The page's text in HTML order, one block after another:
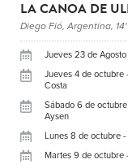
LA CANOA DE
Diego Fió, Argentina, 14'
Jueves 23 de
Jueves 4 de octubre
Costa
Sábado 6 de
Aysen
Lunes 8 de octubre -
Martes 9 de octubre